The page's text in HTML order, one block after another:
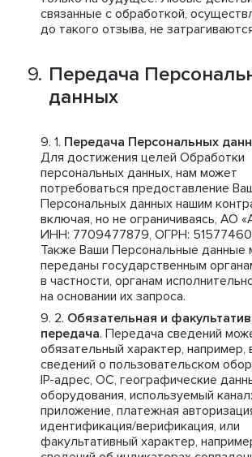
связанные с обработкой,
до такого отзыва, не
Передача
данных
Передача Персональных
Для достижения целей Обработки
персональных данных, нам может
потребоваться предоставление
Персональных данных нашим
включая, но не ограничиваясь, АО
ИНН: 7709477879, ОГРН:
Также Ваши Персональные данные
переданы государственным
в частности, органам
на основании их запроса.
Обязательная и
передача. Передача сведений
обязательный характер, например,
сведений о пользовательском
IP-адрес, ОС, географические
оборудования, используемый
приложение, платежная
идентификация/верификация, или
факультативный характер,